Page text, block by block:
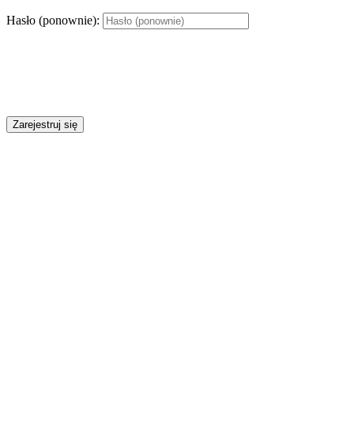
Hasło (ponownie):
Zarejestruj się